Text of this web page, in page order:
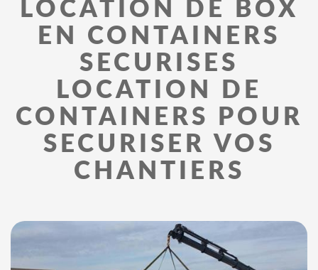
LOCATION DE BOX
EN CONTAINERS
SECURISES
LOCATION DE
CONTAINERS POUR
SECURISER VOS
CHANTIERS